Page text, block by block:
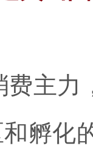
主力
孵化